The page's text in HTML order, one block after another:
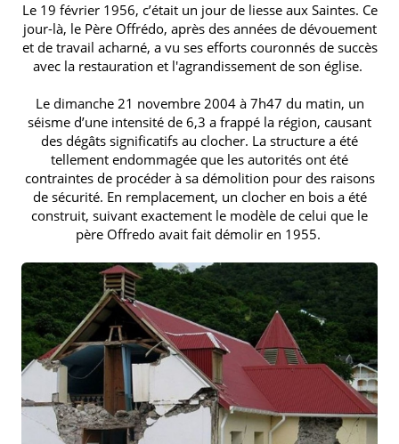
Le 19 février 1956, c’était un jour de liesse aux Saintes. Ce
jour-là, le Père Offrédo, après des années de dévouement
et de travail acharné, a vu ses efforts couronnés de succès
avec la restauration et l'agrandissement de son église.
Le dimanche 21 novembre 2004 à 7h47 du matin, un
séisme d’une intensité de 6,3 a frappé la région, causant
des dégâts significatifs au clocher. La structure a été
tellement endommagée que les autorités ont été
contraintes de procéder à sa démolition pour des raisons
de sécurité. En remplacement, un clocher en bois a été
construit, suivant exactement le modèle de celui que le
père Offredo avait fait démolir en 1955.